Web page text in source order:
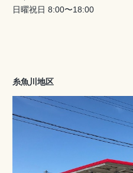
日曜祝日 8:00〜18:00
糸魚川地区